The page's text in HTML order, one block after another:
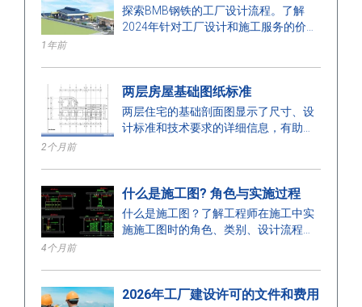
1年前
探索BMB钢铁的工厂设计流程。了解
2024年针对工厂设计和施工服务的价
2个月前
两层房屋基础图纸标准
两层住宅的基础剖面图显示了尺寸、设
计标准和技术要求的详细信息，有助于
4个月前
什么是施工图? 角色与实施过程
什么是施工图？了解工程师在施工中实
施施工图时的角色、类别、设计流程和
2026年工厂建设许可的文件和费用